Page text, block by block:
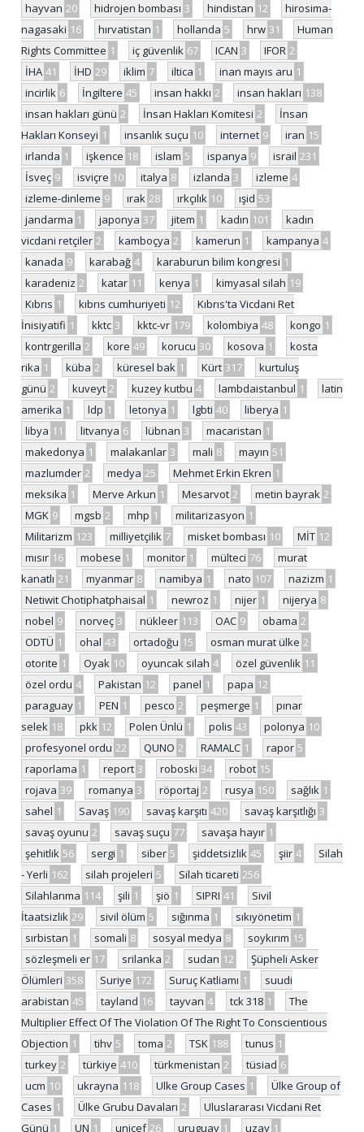
hayvan 20 hidrojen bombası 3 hindistan 12
hirosima-
nagasaki 16 hırvatistan 1 hollanda 5 hrw 31
Human
Rights Committee 1 iç güvenlik 67 ICAN 3 IFOR 2
İHA 41 İHD 29 iklim 7 iltica 1 inan mayıs aru 1
incirlik 6 İngiltere 45 insan hakkı 2 insan hakları 138
insan hakları günü 2 İnsan Hakları Komitesi 2
İnsan
Hakları Konseyi 1 insanlık suçu 10 internet 9 iran 15
irlanda 1 işkence 18 islam 5 ispanya 9 israil 231
İsveç 9 isviçre 10 italya 8 izlanda 3 izleme 4
izleme-dinleme 9 ırak 28 ırkçılık 10 ışid 53
jandarma 1 japonya 37 jitem 1 kadın 101
kadın
vicdani retçiler 2 kamboçya 2 kamerun 1 kampanya 4
kanada 9 karabağ 4 karaburun bilim kongresi 1
karadeniz 2 katar 11 kenya 1 kimyasal silah 19
Kıbrıs 1 kıbrıs cumhuriyeti 12
Kıbrıs'ta Vicdani Ret
İnisiyatifi 1 kktc 3 kktc-vr 179 kolombiya 48 kongo 1
kontrgerilla 2 kore 49 korucu 30 kosova 1
kosta
rika 1 küba 2 küresel bak 1 Kürt 317
kurtuluş
günü 2 kuveyt 2 kuzey kutbu 4 lambdaistanbul 1
latin
amerika 1 ldp 1 letonya 1 lgbti 40 liberya 1
libya 11 litvanya 6 lübnan 3 macaristan 1
makedonya 1 malakanlar 3 mali 8 mayın 51
mazlumder 2 medya 25 Mehmet Erkin Ekren 1
meksika 1 Merve Arkun 1 Mesarvot 2 metin bayrak 2
MGK 9 mgsb 2 mhp 1 militarizasyon 1
Militarizm 123 milliyetçilik 7 misket bombası 10 MİT 12
mısır 16 mobese 1 monitor 1 mülteci 76
murat
kanatlı 21 myanmar 8 namibya 1 nato 107 nazizm 1
Netiwit Chotiphatphaisal 1 newroz 1 nijer 1 nijerya 8
nobel 9 norveç 3 nükleer 113 OAC 9 obama 2
ODTÜ 1 ohal 43 ortadoğu 15 osman murat ülke 2
otorite 1 Oyak 10 oyuncak silah 4 özel güvenlik 11
özel ordu 4 Pakistan 12 panel 1 papa 12
paraguay 1 PEN 1 pesco 2 peşmerge 1
pınar
selek 18 pkk 12 Polen Ünlü 1 polis 43 polonya 10
profesyonel ordu 22 QUNO 2 RAMALC 1 rapor 5
raporlama 1 report 3 roboski 34 robot 15
rojava 39 romanya 3 röportaj 2 rusya 150 sağlık 1
sahel 1 Savaş 190 savaş karşıtı 420 savaş karşıtlığı 3
savaş oyunu 2 savaş suçu 77 savaşa hayır 1
şehitlik 56 sergi 1 siber 5 şiddetsizlik 45 şiir 4
Silah
- Yerli 162 silah projeleri 5 Silah ticareti 256
Silahlanma 114 şili 1 şiö 1 SIPRI 41
Sivil
İtaatsizlik 29 sivil ölüm 5 sığınma 1 sıkıyönetim 1
sırbistan 1 somali 8 sosyal medya 8 soykırım 15
sözleşmeli er 17 srilanka 2 sudan 12
Şüpheli Asker
Ölümleri 358 Suriye 172 Suruç Katliamı 1
suudi
arabistan 45 tayland 16 tayvan 4 tck 318 1
The
Multiplier Effect Of The Violation Of The Right To Conscientious
Objection 1 tihv 5 toma 2 TSK 188 tunus 1
turkey 2 türkiye 410 türkmenistan 2 tüsiad 6
ucm 10 ukrayna 118 Ulke Group Cases 1
Ülke Group of
Cases 1 Ülke Grubu Davaları 2
Uluslararası Vicdani Ret
Günü 1 UN 1 unicef 26 uruguay 1 uzay 1